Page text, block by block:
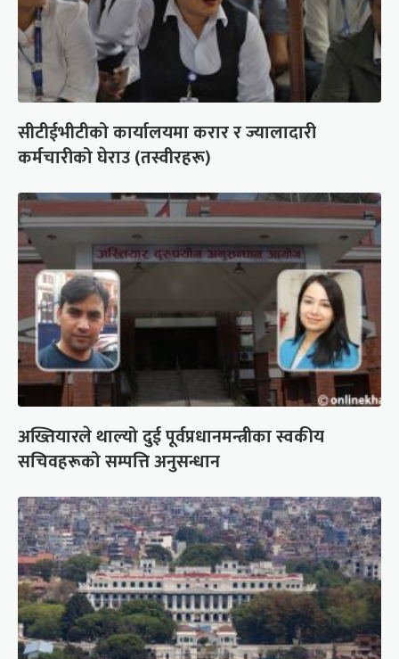
सीटीईभीटीको कार्यालयमा करार र ज्यालादारी
कर्मचारीको घेराउ (तस्वीरहरू)
अख्तियारले थाल्यो दुई पूर्वप्रधानमन्त्रीका स्वकीय
सचिवहरूको सम्पत्ति अनुसन्धान